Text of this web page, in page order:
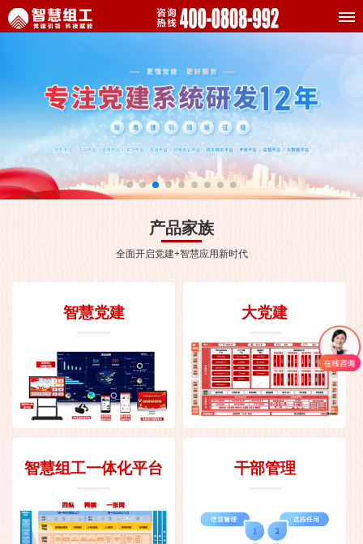
产品家族
全面开启党建+智慧应用新时代
智慧党建 大党建
智慧组工一体化平台 干部管理